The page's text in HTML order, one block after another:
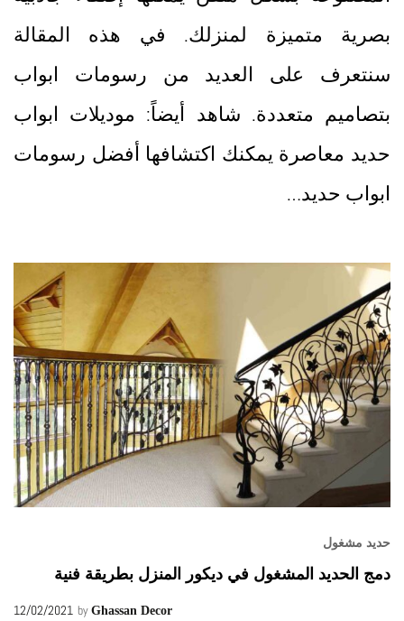
بصرية متميزة لمنزلك. في هذه المقالة
سنتعرف على العديد من رسومات ابواب
بتصاميم متعددة. شاهد أيضاً: موديلات ابواب
حديد معاصرة يمكنك اكتشافها أفضل رسومات
ابواب حديد…
حديد مشغول
دمج الحديد المشغول في ديكور المنزل بطريقة فنية
12/02/2021 by Ghassan Decor